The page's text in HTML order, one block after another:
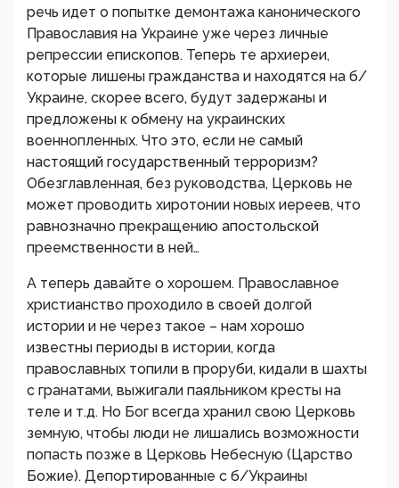
речь идет о попытке демонтажа канонического
Православия на Украине уже через личные
репрессии епископов. Теперь те архиереи,
которые лишены гражданства и находятся на б/
Украине, скорее всего, будут задержаны и
предложены к обмену на украинских
военнопленных. Что это, если не самый
настоящий государственный терроризм?
Обезглавленная, без руководства, Церковь не
может проводить хиротонии новых иереев, что
равнозначно прекращению апостольской
преемственности в ней…
А теперь давайте о хорошем. Православное
христианство проходило в своей долгой
истории и не через такое – нам хорошо
известны периоды в истории, когда
православных топили в проруби, кидали в шахты
с гранатами, выжигали паяльником кресты на
теле и т.д. Но Бог всегда хранил свою Церковь
земную, чтобы люди не лишались возможности
попасть позже в Церковь Небесную (Царство
Божие). Депортированные с б/Украины